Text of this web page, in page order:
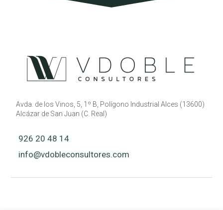
Avda. de los Vinos, 5, 1º B, Polígono Industrial Alces (13600)
Alcázar de San Juan (C. Real)
926 20 48 14
info@vdobleconsultores.com